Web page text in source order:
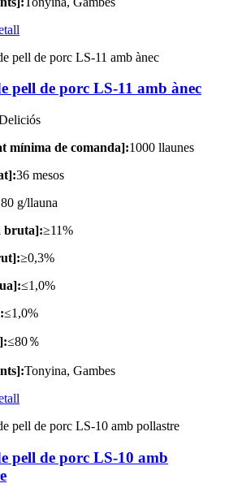
pell de porc LS-11 amb ànec
mínima de comanda]:1000 llaunes
36 mesos
80 g/llauna
bruta]:≥11%
≥0,3%
≤1,0%
≤1,0%
≤80％
Tonyina, Gambes
pell de porc LS-10 amb